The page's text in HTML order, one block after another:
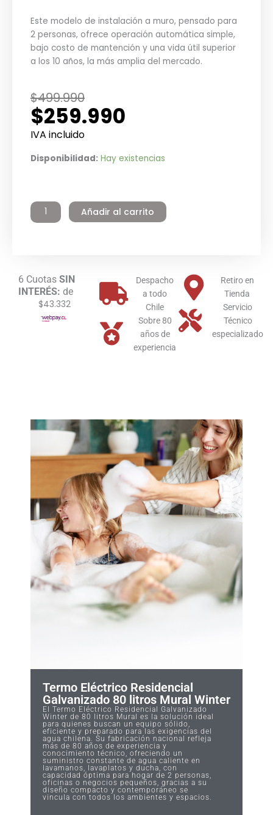
Este modelo de instalación a muro, pensado para
2 personas, ofrece operación automática simple,
bajo costo de mantención y una vida útil superior
a los 10 años, la más amplia del mercado.
$499.990
El
precio
original
$499.990.
$259.990
El
precio
actual
$259.990.
IVA incluido
Disponibilidad: Hay existencias
Termo
litros
Añadir al carrito
6 Cuotas SIN
INTERÉS: de
$43.332
Despacho
a todo
Chile
Sobre 80
años de
experiencia
Retiro en
Tienda
Servicio
Técnico
especializado
Termo Eléctrico Residencial
Galvanizado 80 litros Mural Winter
El Termo Eléctrico Residencial Galvanizado
Winter de 80 litros Mural es la solución ideal
para quienes buscan un equipo sólido,
eficiente y preparado para las exigencias del
agua chilena. Su fabricación nacional refleja
más de 80 años de experiencia y
conocimiento técnico, ofreciendo un
suministro constante de agua caliente en
lavamanos, lavaplatos y ducha, con
capacidad óptima para hogar de 2 personas,
oficinas o negocios pequeños, gracias a su
diseño compacto y contemporáneo se
vincula con todos los ambientes y espacios.